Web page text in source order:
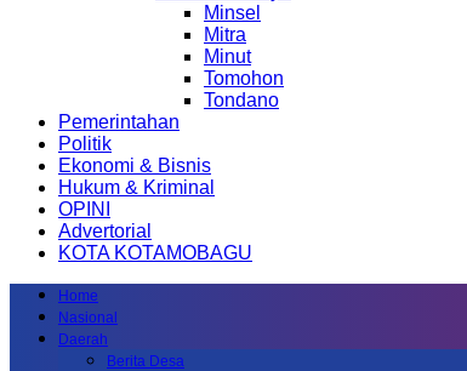
Minsel
Mitra
Minut
Tomohon
Tondano
Pemerintahan
Politik
Ekonomi & Bisnis
Hukum & Kriminal
OPINI
Advertorial
KOTA KOTAMOBAGU
Home
Nasional
Daerah
Berita Desa